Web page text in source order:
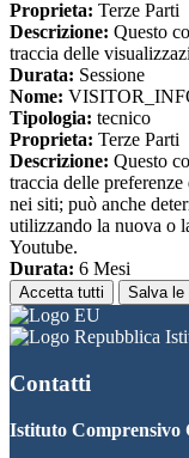
Proprieta: Terze Parti
Descrizione: Questo
traccia delle
Durata: Sessione
Nome:
Tipologia: tecnico
Proprieta: Terze Parti
Descrizione: Questo
traccia delle
nei siti; può anche
utilizzando la nuova o
Youtube.
Durata: 6 Mesi
Accetta tutti Salva le
Contatti
Istituto Comprensivo